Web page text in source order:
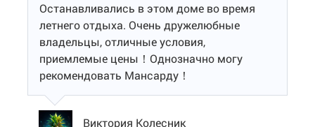
Останавливались в этом доме во время
летнего отдыха. Очень дружелюбные
владельцы, отличные условия,
приемлемые цены！Однозначно могу
рекомендовать Мансарду！
Виктория Колесник